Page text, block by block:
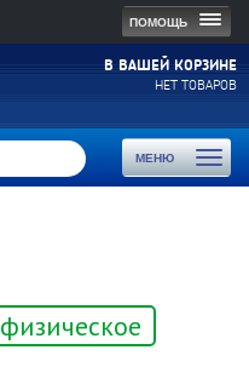
ПОМОЩЬ
В ВАШЕЙ КОРЗИНЕ
НЕТ ТОВАРОВ
МЕНЮ
Toggle
физическое